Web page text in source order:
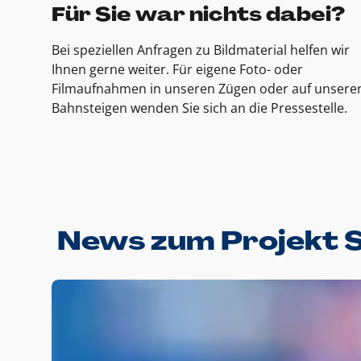
Für Sie war nichts dabei?
Bei speziellen Anfragen zu Bildmaterial helfen wir
Ihnen gerne weiter. Für eigene Foto- oder
Filmaufnahmen in unseren Zügen oder auf
Bahnsteigen wenden Sie sich an die Pressestelle.
News zum Projekt